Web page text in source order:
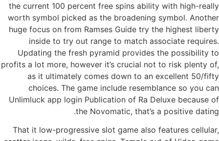
the current 100 percent free spins ability with high-really
worth symbol picked as the broadening symbol. Another
huge focus on from Ramses Guide try the highest liberty
inside to try out range to match associate requires.
Updating the fresh pyramid provides the possibility to
profits a lot more, however it’s crucial not to risk plenty of,
as it ultimately comes down to an excellent 50/fifty
choices. The game include resemblance so you can
Unlimluck app login Publication of Ra Deluxe because of
the Novomatic, that’s a positive dating.
That it low-progressive slot game also features cellular,